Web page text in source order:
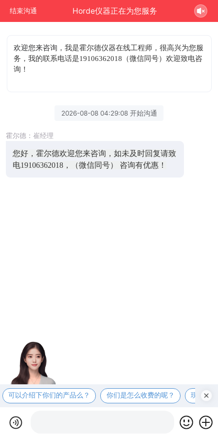
结束沟通 Horde仪器正在为您服务
欢迎您来咨询 ，我是霍尔德仪器在线工程师，很高兴为您服
务，我的联系电话是19106362018（微信同号）欢迎致电咨
询！
2026-08-08 04:29:08 开始沟通
霍尔德：崔经理
您好，霍尔德欢迎您来咨询，如未及时回复请致
电19106362018，（微信同号） 咨询有优惠！
可以介绍下你们的产品么？ 你们是怎么收费的呢？ 现在有